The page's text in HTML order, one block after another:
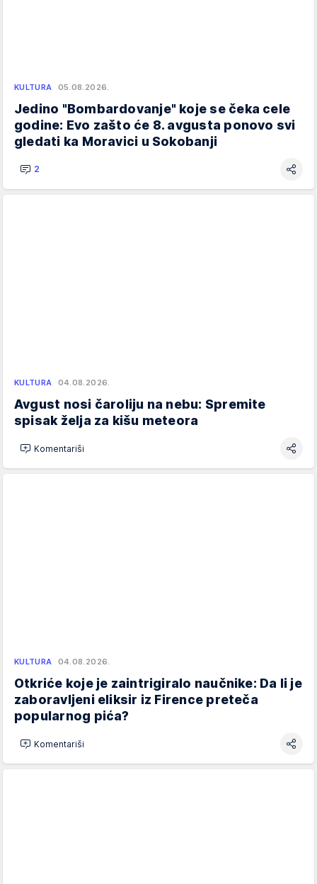
KULTURA 05.08.2026.
Jedino "Bombardovanje" koje se čeka cele
godine: Evo zašto će 8. avgusta ponovo svi
gledati ka Moravici u Sokobanji
2
KULTURA 04.08.2026.
Avgust nosi čaroliju na nebu: Spremite
spisak želja za kišu meteora
Komentariši
KULTURA 04.08.2026.
Otkriće koje je zaintrigiralo naučnike: Da li je
zaboravljeni eliksir iz Firence preteča
popularnog pića?
Komentariši